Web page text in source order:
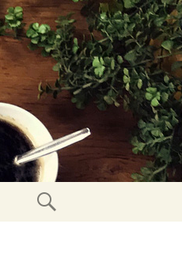
Zoeken